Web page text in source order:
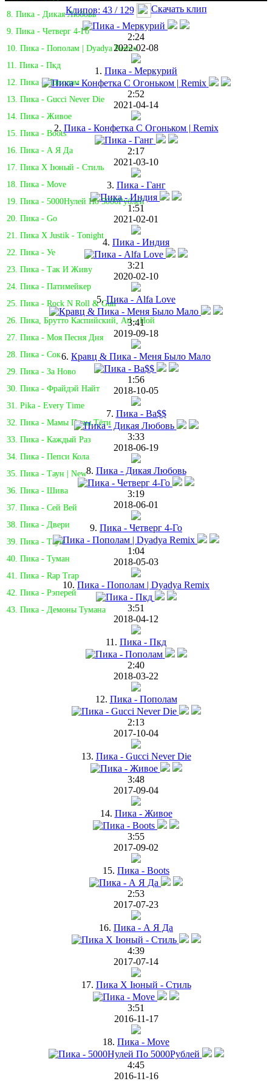
8. Пика - Дикая Любовь
9. Пика - Четверг 4-Го
10. Пика - Пополам | Dyadya Remix
11. Пика - Пкд
12. Пика - Пополам
13. Пика - Gucci Never Die
14. Пика - Живое
15. Пика - Boots
16. Пика - А Я Да
17. Пика Х Iюный - Стиль
18. Пика - Move
19. Пика - 5000Нулей По 5000Рублей
20. Пика - Go
21. Пика X Justik - Tonight
22. Пика - Уе
23. Пика - Так И Живу
24. Пика - Патимейкер
25. Пика - Rock N Roll & Gun
26. Пика, Брутто Каспийский, Atl - Ной
27. Пика - Моя Песня Дня
28. Пика - Сок
29. Пика - За Ново
30. Пика - Фрайдэй Найт
31. Pika - Every Time
32. Пика - Мамы Папы Тёти
33. Пика - Каждый Раз
34. Пика - Пепси Кола
35. Пика - Таун | New
36. Пика - Шива
37. Пика - Сей Вей
38. Пика - Двери
39. Пика - Таун
40. Пика - Туман
41. Пика - Rap Trap
42. Пика - Рэперей
43. Пика - Демоны Тумана
Клипов: 43 / 129 Скачать клип
2:24
2022-02-08
1. Пика - Меркурий
2:52
2021-04-14
2. Пика - Конфетка С Огоньком | Remix
2:17
2021-03-10
3. Пика - Ганг
1:51
2021-02-01
4. Пика - Индия
3:21
2020-02-10
5.Пика - Alfa Love
3:41
2019-09-18
6. Кравц & Пика - Меня Было Мало
1:56
2018-10-05
7. Пика - Ba$$
3:33
2018-06-19
8. Пика - Дикая Любовь
3:19
2018-06-01
9. Пика - Четверг 4-Го
1:04
2018-05-03
10. Пика - Пополам | Dyadya Remix
3:51
2018-04-12
11. Пика - Пкд
2:40
2018-03-22
12. Пика - Пополам
2:13
2017-10-04
13. Пика - Gucci Never Die
3:48
2017-09-04
14. Пика - Живое
3:55
2017-09-02
15. Пика - Boots
2:53
2017-07-23
16. Пика - А Я Да
4:39
2017-07-14
17. Пика Х Iюный - Стиль
3:51
2016-11-17
18. Пика - Move
4:45
2016-11-16